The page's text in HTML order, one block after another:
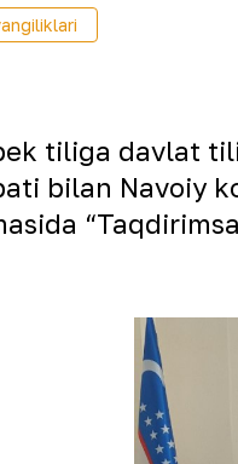
tiliga davlat
bilan Navoiy